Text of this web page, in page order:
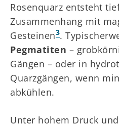
Rosenquarz entsteht
Zusammenhang mit
Gesteinen3.
Pegmatiten –
Gängen – oder in
Quarzgängen, wenn
abkühlen.
Unter hohem Druck